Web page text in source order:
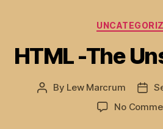
HTML -The
Post
By Lew Marcrum
Post
No